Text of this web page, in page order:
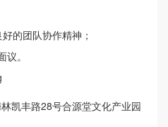
的团队协作精神；
。
凯丰路28号合源堂文化产业园